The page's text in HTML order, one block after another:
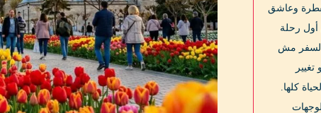
وعاشق
أول رحلة
مش
كلها.